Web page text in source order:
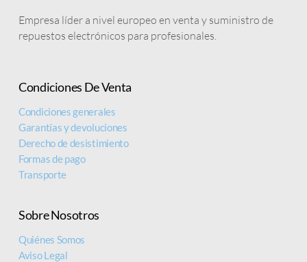
Empresa líder a nivel europeo en venta y suministro de
repuestos electrónicos para profesionales.
Condiciones De Venta
Condiciones generales
Garantías y devoluciones
Derecho de desistimiento
Formas de pago
Transporte
Sobre Nosotros
Quiénes Somos
Aviso Legal